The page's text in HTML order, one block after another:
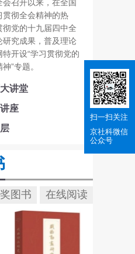
召开以来，在全国
贯彻全会精神的热
党的十九届四中全
研究成果，普及理论
开设“学习贯彻党的
”专题。
讲堂
座
图书 在线阅读
扫一扫关注
京社科微信
公众号